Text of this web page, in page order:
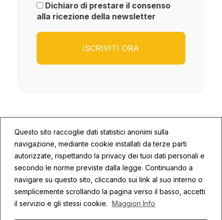
Questo sito raccoglie dati statistici anonimi sulla
navigazione, mediante cookie installati da terze parti
autorizzate, rispettando la privacy dei tuoi dati personali e
secondo le norme previste dalla legge. Continuando a
navigare su questo sito, cliccando sui link al suo interno o
semplicemente scrollando la pagina verso il basso, accetti
il servizio e gli stessi cookie. Maggiori Info
Dichiaro di prestare il consenso
alla ricezione della newsletter
© 2026 ECOSYS | P.IVA: 02672590409